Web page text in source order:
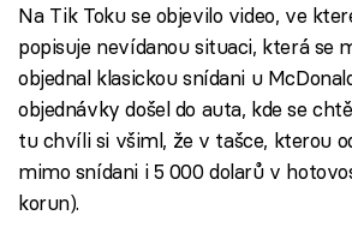
Na Tik Toku se objevilo video, ve
popisuje nevídanou situaci, která se
objednal klasickou snídani u
objednávky došel do auta, kde se
tu chvíli si všiml, že v tašce, kterou
mimo snídani i 5 000 dolarů v
korun).